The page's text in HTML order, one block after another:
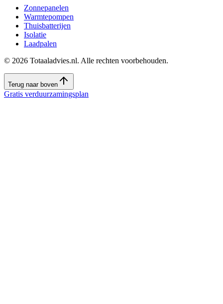
Zonnepanelen
Warmtepompen
Thuisbatterijen
Isolatie
Laadpalen
© 2026 Totaaladvies.nl. Alle rechten voorbehouden.
Terug naar boven
Gratis verduurzamingsplan